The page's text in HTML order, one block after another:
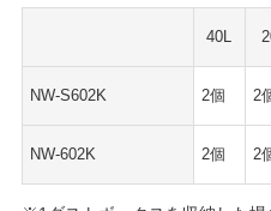
40L
NW-S602K 2個 2
NW-602K 2個 2